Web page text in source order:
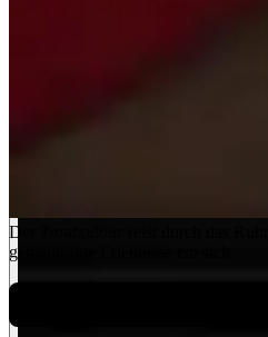
Der
gemeinsame Erlebnisse ein sich.